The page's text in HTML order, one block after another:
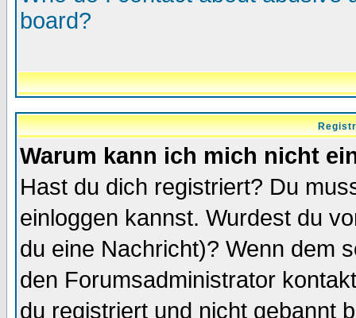
board?
Warum kann ich mich nicht
Hast du dich registriert? Du
einloggen kannst. Wurdest du
du eine Nachricht)? Wenn dem
den Forumsadministrator
du registriert und nicht gebannt